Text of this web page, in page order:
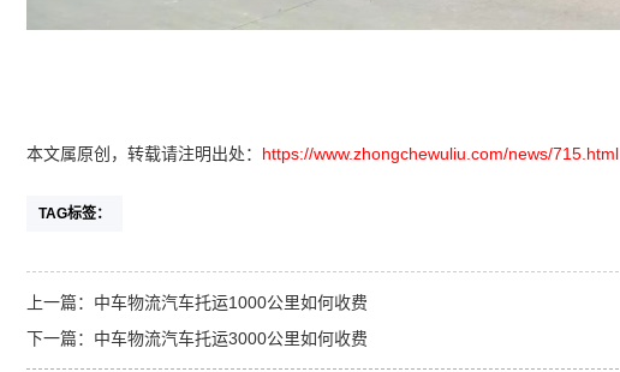
本文属原创，转载请注明出处： https://www.zhongchewuliu.com/news/715.html
TAG标签：
上一篇： 中车物流汽车托运1000公里如何收费
下一篇： 中车物流汽车托运3000公里如何收费